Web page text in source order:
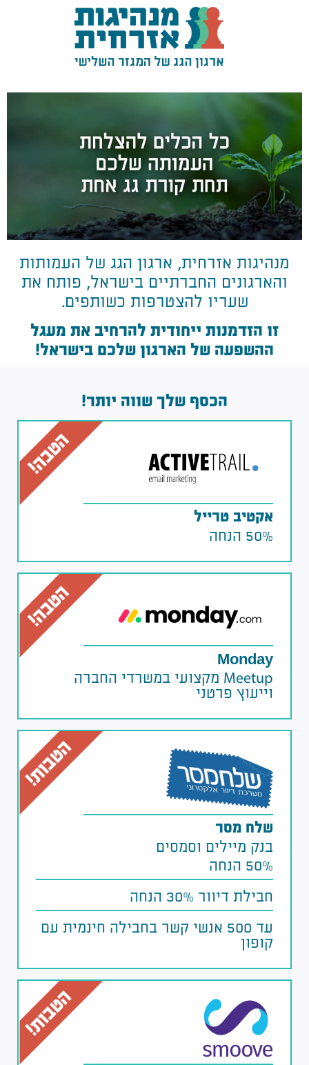
מנהיגות אזרחית, ארגון הגג של העמותות
והארגונים החברתיים בישראל, פותח את
שעריו להצטרפות כשותפים.
זו הזדמנות ייחודית להרחיב את מעגל
ההשפעה של הארגון שלכם בישראל!
הכסף שלך שווה יותר!
אקטיב טרייל
50% הנחה
Monday
Meetup מקצועי במשרדי החברה
וייעוץ פרטני
שלח מסר​
בנק מיילים וסמסים
50% הנחה
חבילת דיוור 30% הנחה
עד 500 אנשי קשר בחבילה חינמית עם
קופון